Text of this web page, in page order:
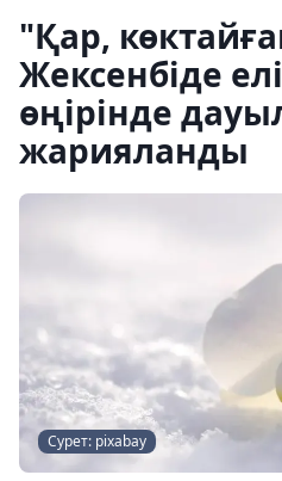
"Қар,
Жексенбіде
өңірінде
жарияланды
Сурет: pixabay